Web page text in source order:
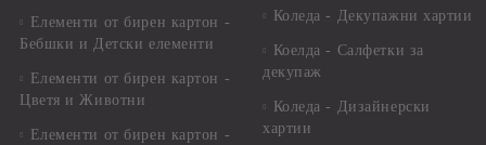
Елементи от бирен картон -
Бебшки и Детски елементи
Елементи от бирен картон -
Цветя и Животни
Елементи от бирен картон -
Коледа - Декупажни хартии
Коелда - Салфетки за
декупаж
Коледа - Дизайнерски
хартии